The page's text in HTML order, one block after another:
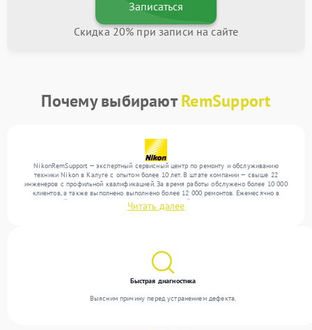
Записаться
Скидка 20% при записи на сайте
Почему выбираютRemSupport
NikonRemSupport — экспертный сервисный центр по ремонту и обслуживанию
техники Nikon в Калуге с опытом более 10 лет. В штате компании — свыше 22
инженеров с профильной квалификацией. За время работы обслужено более 10 000
клиентов, а также выполнено выполнено более 12 000 ремонтов. Ежемесячно в
сервисный центр поступает более 300 обращений, включая , , . Мы работаем с
широким спектром неисправностей и предлагаем стабильный уровень сервиса
Читать далее
Быстрая диагностика
Выясним причину перед устранением дефекта.